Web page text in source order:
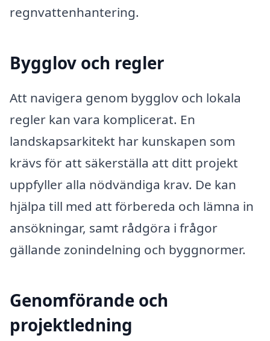
regnvattenhantering.
Bygglov och regler
Att navigera genom bygglov och lokala
regler kan vara komplicerat. En
landskapsarkitekt har kunskapen som
krävs för att säkerställa att ditt projekt
uppfyller alla nödvändiga krav. De kan
hjälpa till med att förbereda och lämna in
ansökningar, samt rådgöra i frågor
gällande zonindelning och byggnormer.
Genomförande och
projektledning